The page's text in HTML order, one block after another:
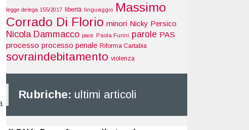
legge delega 155/2017 libertà linguaggio Massimo
Corrado Di Florio minori Nicky Persico
Nicola Dammacco pace Paola Furini parole PAS
processo processo penale Riforma Cartabia
sovraindebitamento violenza
Rubriche: ultimi articoli